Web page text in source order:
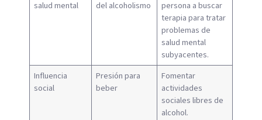
salud mental
del alcoholismo
persona a buscar
terapia para tratar
problemas de
salud mental
subyacentes.
Influencia
social
Presión para
beber
Fomentar
actividades
sociales libres de
alcohol.